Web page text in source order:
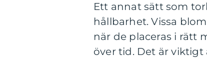
Ett annat sätt som
hållbarhet. Vissa
när de placeras i rätt
över tid. Det är